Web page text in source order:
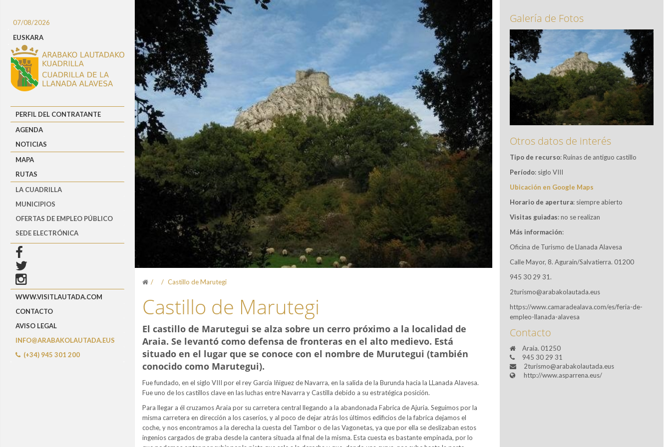
07/08/2026
EUSKARA
PERFIL DEL CONTRATANTE
AGENDA
NOTICIAS
MAPA
RUTAS
LA CUADRILLA
MUNICIPIOS
OFERTAS DE EMPLEO PÚBLICO
SEDE ELECTRÓNICA
WWW.VISITLAUTADA.COM
CONTACTO
AVISO LEGAL
INFO@ARABAKOLAUTADA.EUS
(+34) 945 301 200
Castillo de Marutegi
Castillo de Marutegi
El castillo de Marutegui se alza sobre un cerro próximo a la localidad de
Araia. Se levantó como defensa de fronteras en el alto medievo. Está
situado en el lugar que se conoce con el nombre de Murutegui (también
conocido como Marutegui).
Fue fundado, en el siglo VIII por el rey García Iñiguez de Navarra, en la salida de la Burunda hacia la LLanada Alavesa.
Fue uno de los castillos clave en las luchas entre Navarra y Castilla debido a su estratégica posición.
Para llegar a él cruzamos Araia por su carretera central llegando a la abandonada Fabrica de Ajuria. Seguimos por la
misma carretera en dirección a los caseríos, y al poco de dejar atrás los últimos edificios de la fabrica dejamos el
coche, y nos encontramos a la derecha la cuesta del Tambor o de las Vagonetas, ya que por ella se deslizaban estos
ingenios cargados de graba desde la cantera situada al final de la misma. Esta cuesta es bastante empinada, por lo
Galería de Fotos
Otros datos de interés
Tipo de recurso: Ruinas de antiguo castillo
Período: siglo VIII
Ubicación en Google Maps
Horario de apertura: siempre abierto
Visitas guiadas: no se realizan
Más información:
Oficina de Turismo de Llanada Alavesa
Calle Mayor, 8. Agurain/Salvatierra. 01200
945 30 29 31.
2turismo@arabakolautada.eus
https://www.camaradealava.com/es/feria-de-
empleo-llanada-alavesa
Contacto
Araia. 01250
945 30 29 31
2turismo@arabakolautada.eus
http://www.asparrena.eus/